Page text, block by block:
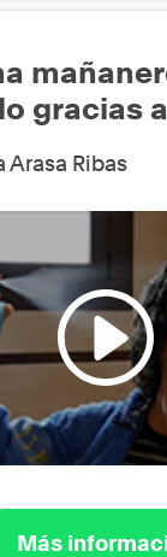
gracias
Arasa Ribas
Más